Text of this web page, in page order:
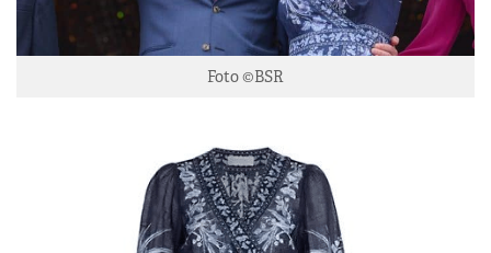
Foto ©BSR